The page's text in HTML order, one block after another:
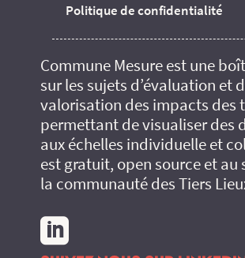
Politique de confidentialité
Commune Mesure est une
sur les sujets d’évaluation et
valorisation des impacts des
permettant de visualiser des
aux échelles individuelle et
est gratuit, open source et au
la communauté des Tiers
